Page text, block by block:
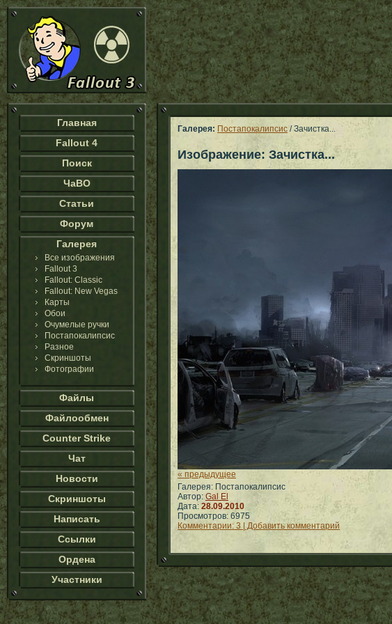
Главная
Fallout 4
Поиск
ЧаВО
Статьи
Форум
Галерея
Все изображения
Fallout 3
Fallout: Classic
Fallout: New Vegas
Карты
Обои
Очумелые ручки
Постапокалипсис
Разное
Скриншоты
Фотографии
Файлы
Файлообмен
Counter Strike
Чат
Новости
Скриншоты
Написать
Ссылки
Ордена
Участники
Галерея: Постапокалипсис / Зачистка...
Изображение: Зачистка...
« предыдущее
Галерея: Постапокалипсис
Автор: Gal El
Дата: 28.09.2010
Просмотров: 6975
Комментарии: 3 | Добавить комментарий